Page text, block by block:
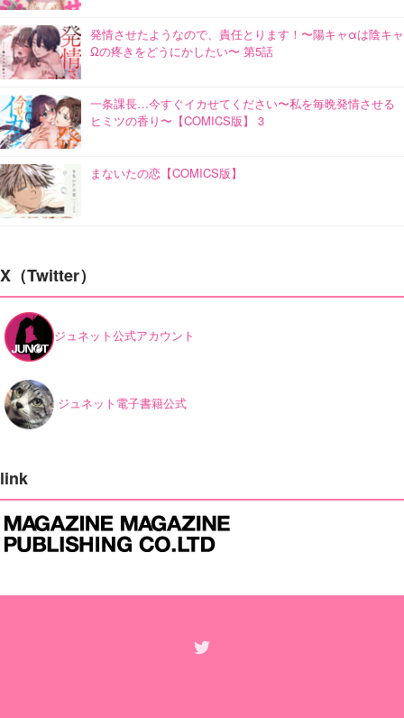
発情させたようなので、責任とります！〜陽キャαは陰キャ
Ωの疼きをどうにかしたい〜 第5話
一条課長…今すぐイカせてください〜私を毎晩発情させる
ヒミツの香り〜【COMICS版】 3
まないたの恋【COMICS版】
X（Twitter）
ジュネット公式アカウント
ジュネット電子書籍公式
link